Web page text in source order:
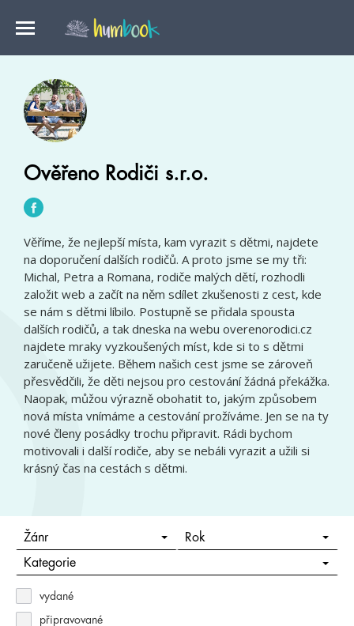
Ověřeno Rodiči s.r.o.
Věříme, že nejlepší místa, kam vyrazit s dětmi, najdete
na doporučení dalších rodičů. A proto jsme se my tři:
Michal, Petra a Romana, rodiče malých dětí, rozhodli
založit web a začít na něm sdílet zkušenosti z cest, kde
se nám s dětmi líbilo. Postupně se přidala spousta
dalších rodičů, a tak dneska na webu overenorodici.cz
najdete mraky vyzkoušených míst, kde si to s dětmi
zaručeně užijete. Během našich cest jsme se zároveň
přesvědčili, že děti nejsou pro cestování žádná překážka.
Naopak, můžou výrazně obohatit to, jakým způsobem
nová místa vnímáme a cestování prožíváme. Jen se na ty
nové členy posádky trochu připravit. Rádi bychom
motivovali i další rodiče, aby se nebáli vyrazit a užili si
krásný čas na cestách s dětmi.
Žánr Rok
Kategorie
vydané
připravované